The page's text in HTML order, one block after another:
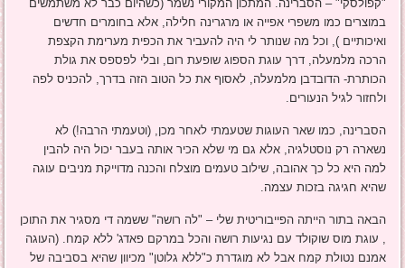
"קפולסקי" – הסברינה. המתכון המקורי נשמר (כשהיום כבר לא משתמשים
במוצרים כמו משפרי אפייה או מרגרינה חלילה, אלא בחומרים חדשים
ואיכותיים ), וכל מה שנותר לי היה להעביר את הכפית מערימת הקצפת
הרכה מלמעלה, דרך עוגת הספוג שופעת רום, ובלי לפספס את גולת
הכותרת- הדובדבן מלמעלה, לאסוף את כל הטוב הזה בדרך, להכניס לפה
ולחזור לגיל הנעורים.
הסברינה, כמו שאר העוגות שטעמתי לאחר מכן, (וטעמתי הרבה!) לא
נשארה רק נוסטלגיה, אלא גם מי שלא הכיר אותה בעבר יכול היה להבין
למה היא כל כך אהובה, שילוב טעמים מוצלח והכנה מדוייקת מניבים עוגה
שהיא חגיגה בזכות עצמה.
הבאה בתור הייתה הפייבוריטית שלי – "לה רושה" ששמה די מסגיר את התוכן
, עוגת מוס שוקולד עם נגיעות רושה והכל במרקם פאדג' ללא קמח. (העוגה
אמנם נטולת קמח אבל לא מוגדרת כ"ללא גלוטן" מכיוון שהיא בסביבה של